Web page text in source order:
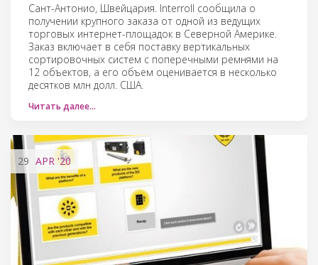
Сант-Антонио, Швейцария. Interroll сообщила о
получении крупного заказа от одной из ведущих
торговых интернет-площадок в Северной Америке.
Заказ включает в себя поставку вертикальных
сортировочных систем с поперечными ремнями на
12 объектов, а его объем оценивается в несколько
десятков млн долл. США.
Читать далее…
29 APR'20